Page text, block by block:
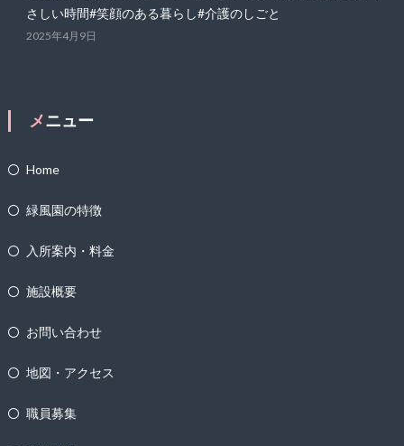
さしい時間#笑顔のある暮らし#介護のしごと
2025年4月9日
メニュー
Home
緑風園の特徴
入所案内・料金
施設概要
お問い合わせ
地図・アクセス
職員募集